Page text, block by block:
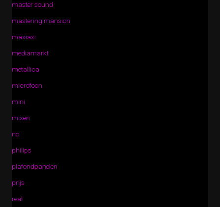
master sound
mastering mansion
maxiaxi
mediamarkt
metallica
microfoon
mini
mixen
no
philips
plafondpanelen
prijs
real